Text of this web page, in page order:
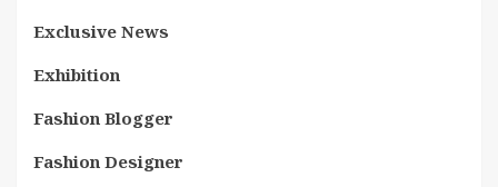
Exclusive News
Exhibition
Fashion Blogger
Fashion Designer